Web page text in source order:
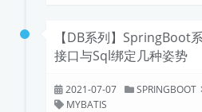
【DB系列】SpringBoot
接口与Sql绑定几种姿势
2021-07-07 SPRINGBOOT
MYBATIS